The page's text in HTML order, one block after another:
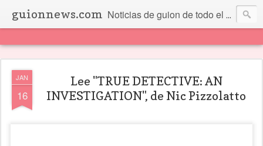
guionnews.com Noticias de guion de todo el mundo... Y más.
JAN
16
Lee "TRUE DETECTIVE: AN
INVESTIGATION", de Nic Pizzolatto